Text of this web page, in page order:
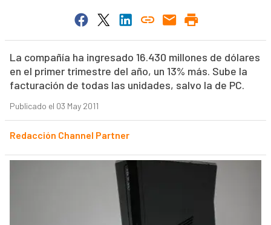
La compañía ha ingresado 16.430 millones de dólares
en el primer trimestre del año, un 13% más. Sube la
facturación de todas las unidades, salvo la de PC.
Publicado el 03 May 2011
Redacción Channel Partner